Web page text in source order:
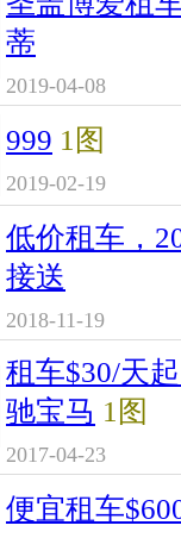
蒂
2019-04-08
999 1图
2019-02-19
低价租车，
接送
2018-11-19
租车$30/天
驰宝马 1图
2017-04-23
便宜租车